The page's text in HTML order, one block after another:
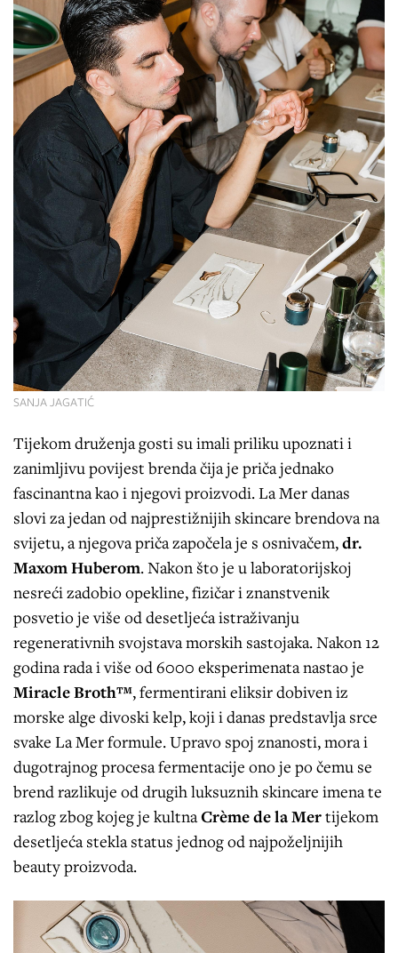
SANJA JAGATIĆ
Tijekom druženja gosti su imali priliku upoznati i
zanimljivu povijest brenda čija je priča jednako
fascinantna kao i njegovi proizvodi. La Mer danas
slovi za jedan od najprestižnijih skincare brendova na
svijetu, a njegova priča započela je s osnivačem,dr.
Maxom Huberom. Nakon što je u laboratorijskoj
nesreći zadobio opekline, fizičar i znanstvenik
posvetio je više od desetljeća istraživanju
regenerativnih svojstava morskih sastojaka. Nakon 12
godina rada i više od 6000 eksperimenata nastao je
Miracle Broth™, fermentirani eliksir dobiven iz
morske alge divoski kelp, koji i danas predstavlja srce
svake La Mer formule. Upravo spoj znanosti, mora i
dugotrajnog procesa fermentacije ono je po čemu se
brend razlikuje od drugih luksuznih skincare imena te
razlog zbog kojeg je kultnaCrème de la Mertijekom
desetljeća stekla status jednog od najpoželjnijih
beauty proizvoda.